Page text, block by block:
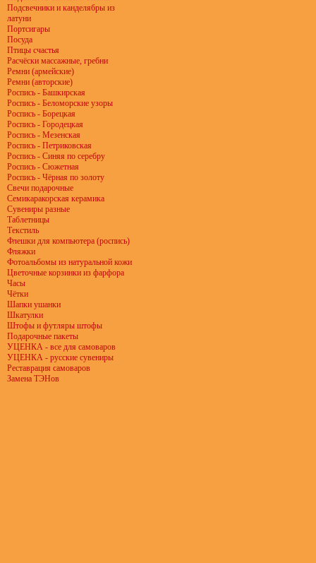
Подсвечники и канделябры из
латуни
Портсигары
Посуда
Птицы счастья
Расчёски массажные, гребни
Ремни (армейские)
Ремни (авторские)
Роспись - Башкирская
Роспись - Беломорские узоры
Роспись - Борецкая
Роспись - Городецкая
Роспись - Мезенская
Роспись - Петриковская
Роспись - Синяя по серебру
Роспись - Сюжетная
Роспись - Чёрная по золоту
Свечи подарочные
Семикаракорская керамика
Сувениры разные
Таблетницы
Текстиль
Флешки для компьютера (роспись)
Фляжки
Фотоальбомы из натуральной кожи
Цветочные корзинки из фарфора
Часы
Чётки
Шапки ушанки
Шкатулки
Штофы и футляры штофы
Подарочные пакеты
УЦЕНКА - все для самоваров
УЦЕНКА - русские сувениры
Реставрация самоваров
Замена ТЭНов